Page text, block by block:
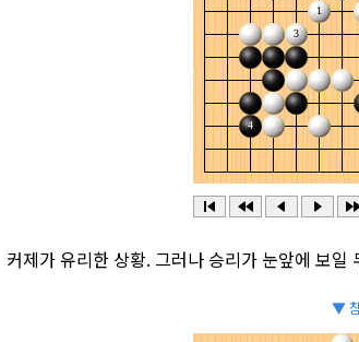
커제가 유리한 상황. 그러나 승리가 눈앞에 보
▼